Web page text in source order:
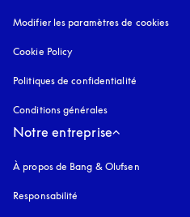
Modifier les paramètres de cookies
Cookie Policy
Politiques de confidentialité
Conditions générales
Notre entreprise
À propos de Bang & Olufsen
Responsabilité